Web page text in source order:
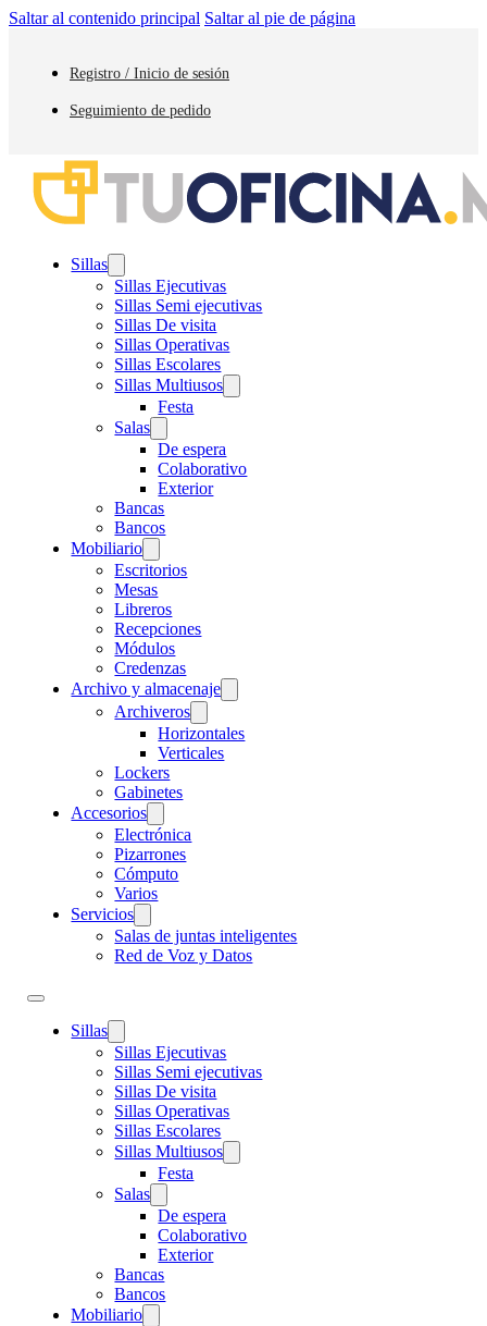
Saltar al contenido principal Saltar al pie de página
Registro / Inicio de sesión
Seguimiento de pedido
Sillas
Sillas Ejecutivas
Sillas Semi ejecutivas
Sillas De visita
Sillas Operativas
Sillas Escolares
Sillas Multiusos
Festa
Salas
De espera
Colaborativo
Exterior
Bancas
Bancos
Mobiliario
Escritorios
Mesas
Libreros
Recepciones
Módulos
Credenzas
Archivo y almacenaje
Archiveros
Horizontales
Verticales
Lockers
Gabinetes
Accesorios
Electrónica
Pizarrones
Cómputo
Varios
Servicios
Salas de juntas inteligentes
Red de Voz y Datos
Sillas
Sillas Ejecutivas
Sillas Semi ejecutivas
Sillas De visita
Sillas Operativas
Sillas Escolares
Sillas Multiusos
Festa
Salas
De espera
Colaborativo
Exterior
Bancas
Bancos
Mobiliario